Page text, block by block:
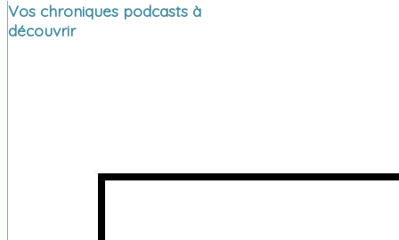
Vos chroniques podcasts à
découvrir